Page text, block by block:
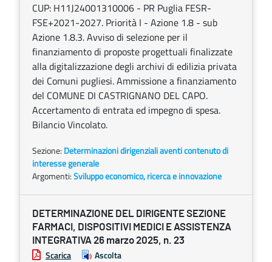
CUP: H11J24001310006 - PR Puglia FESR-
FSE+2021-2027. Priorità I - Azione 1.8 - sub
Azione 1.8.3. Avviso di selezione per il
finanziamento di proposte progettuali finalizzate
alla digitalizzazione degli archivi di edilizia privata
dei Comuni pugliesi. Ammissione a finanziamento
del COMUNE DI CASTRIGNANO DEL CAPO.
Accertamento di entrata ed impegno di spesa.
Bilancio Vincolato.
Sezione: Determinazioni dirigenziali aventi contenuto di
interesse generale
Argomenti:Sviluppo economico, ricerca e innovazione
DETERMINAZIONE DEL DIRIGENTE SEZIONE
FARMACI, DISPOSITIVI MEDICI E ASSISTENZA
INTEGRATIVA 26 marzo 2025, n. 23
Scarica Ascolta